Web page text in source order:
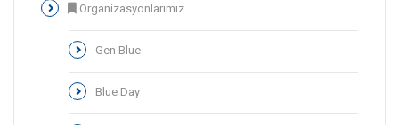
Organizasyonlarımız
Gen Blue
Blue Day